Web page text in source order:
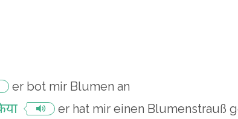
er bot mir Blumen an
er hat mir einen Blumenstrauß